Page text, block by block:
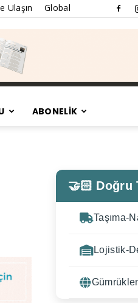
Ulaşın Global
ABONELİK
🤝🏻 Doğru
Taşıma-
Lojistik-